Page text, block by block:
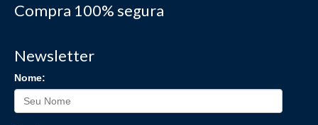
Compra 100% segura
Newsletter
Nome: